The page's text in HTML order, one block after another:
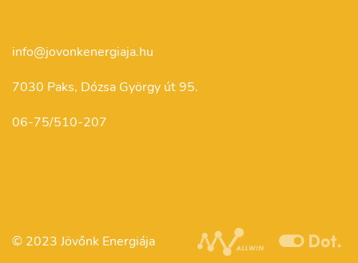
info@jovonkenergiaja.hu
7030 Paks, Dózsa György út 95.
06-75/510-207
© 2023 Jövőnk Energiája